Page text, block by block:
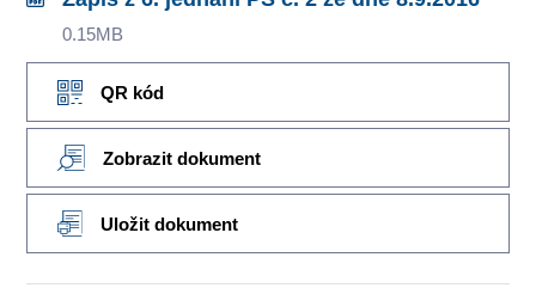
0.15MB
QR kód
Zobrazit dokument
Uložit dokument